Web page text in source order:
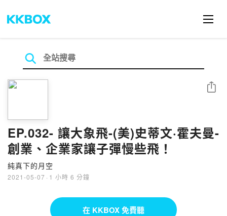
EP.032- 讓大象飛-(美)史蒂文·霍夫曼-
創業、企業家讓子彈慢些飛！
純真下的月空
2021-05-07 · 1 小時 6 分鐘
分享
在 KKBOX 免費聽